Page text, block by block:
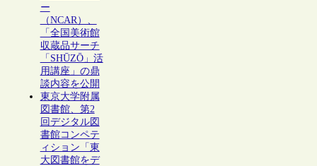
ー
（NCAR）、
「全国美術館
収蔵品サーチ
「SHŪZŌ」活
用講座」の鼎
談内容を公開
東京大学附属
図書館、第2
回デジタル図
書館コンペテ
ィション「東
大図書館をデ